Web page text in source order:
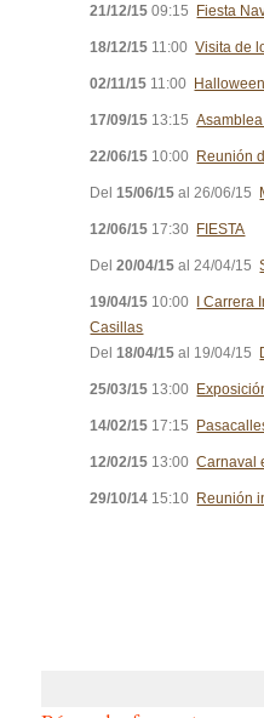
21/12/15 09:15 Fiesta
18/12/15 11:00Visita de
02/11/15 11:00
17/09/15 13:15
22/06/15 10:00 Reunión
Del15/06/15 al 26/06/15
12/06/15 17:30 FIESTA
Del20/04/15 al 24/04/15
19/04/15 10:00
I
Casillas
Del18/04/15 al 19/04/15
25/03/15 13:00
14/02/15 17:15
12/02/15 13:00Carnaval
29/10/14 15:10 Reunión